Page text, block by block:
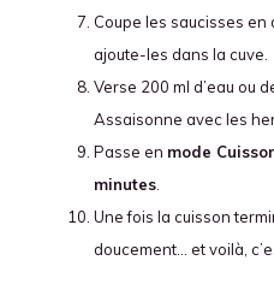
Coupe les saucisses en
ajoute-les dans la cuve.
Verse 200 ml d’eau ou
Assaisonne avec les
Passe en mode
minutes
Une fois la cuisson
doucement… et voilà,